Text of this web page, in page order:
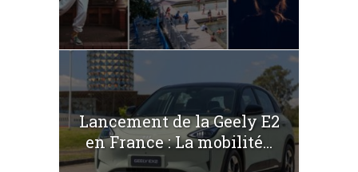
Lancement de la Geely E2
en France : La mobilité...